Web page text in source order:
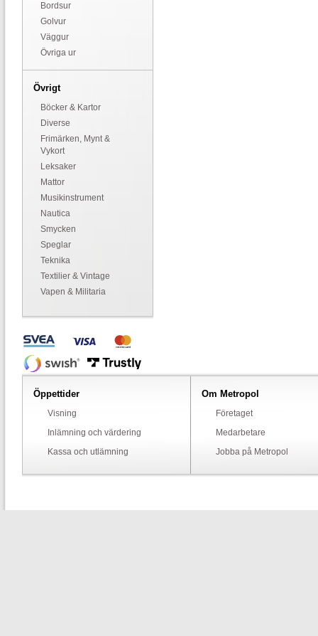
Bordsur
Golvur
Väggur
Övriga ur
Övrigt
Böcker & Kartor
Diverse
Frimärken, Mynt &
Vykort
Leksaker
Mattor
Musikinstrument
Nautica
Smycken
Speglar
Teknika
Textilier & Vintage
Vapen & Militaria
Öppettider
Visning
Inlämning och värdering
Kassa och utlämning
Om Metropol
Företaget
Medarbetare
Jobba på Metropol